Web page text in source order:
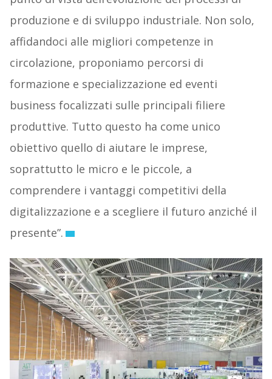
produzione e di sviluppo industriale. Non solo,
affidandoci alle migliori competenze in
circolazione, proponiamo percorsi di
formazione e specializzazione ed eventi
business focalizzati sulle principali filiere
produttive. Tutto questo ha come unico
obiettivo quello di aiutare le imprese,
soprattutto le micro e le piccole, a
comprendere i vantaggi competitivi della
digitalizzazione e a scegliere il futuro anziché il
presente”.